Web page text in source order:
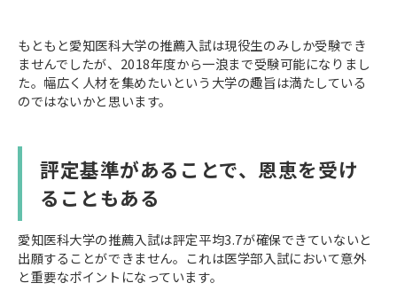
もともと愛知医科大学の推薦入試は現役生のみしか受験でき
ませんでしたが、2018年度から一浪まで受験可能になりまし
た。幅広く人材を集めたいという大学の趣旨は満たしている
のではないかと思います。
評定基準があることで、恩恵を受け
ることもある
愛知医科大学の推薦入試は評定平均3.7が確保できていないと
出願することができません。これは医学部入試において意外
と重要なポイントになっています。